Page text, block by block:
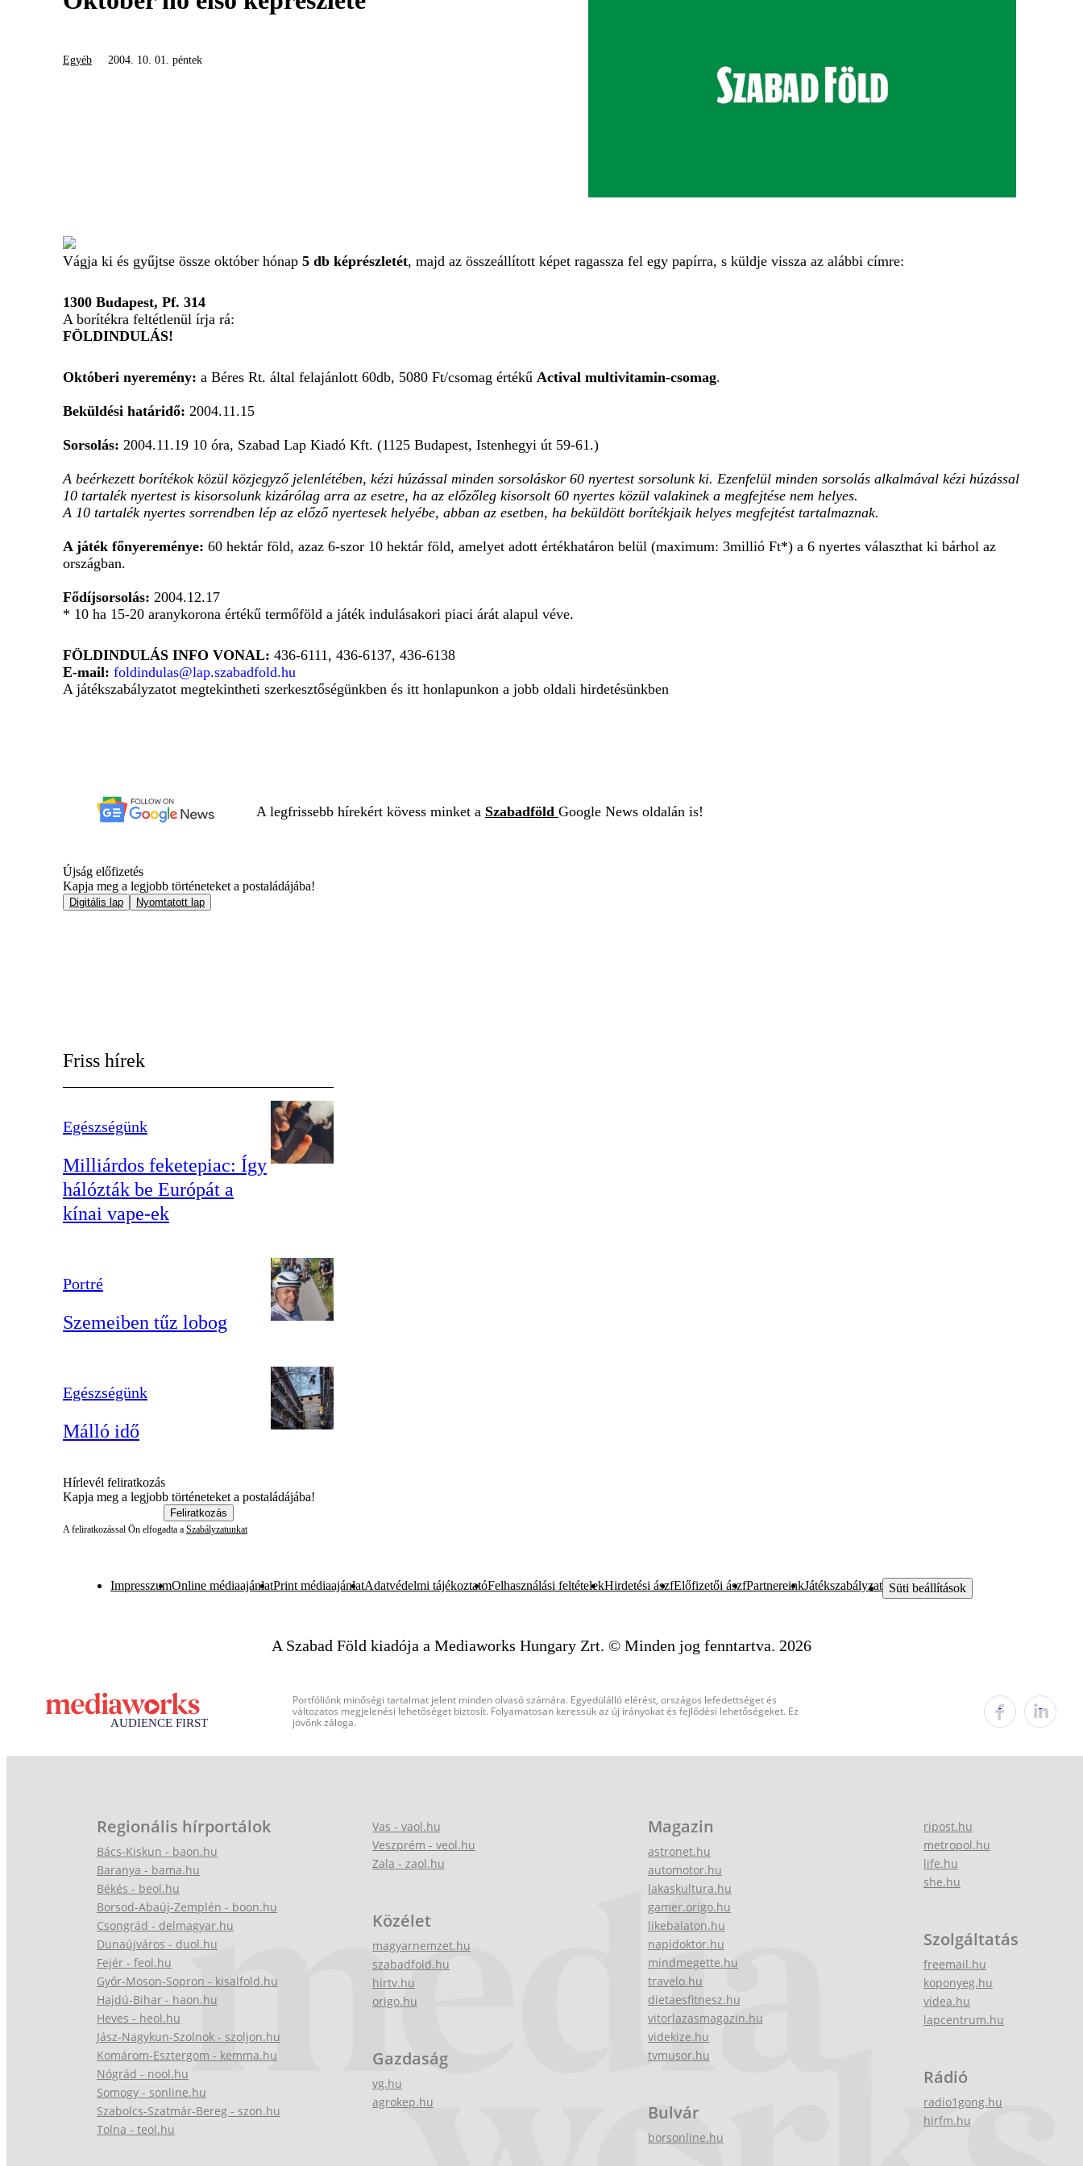
Egyéb 2004. 10. 01. péntek
Vágja ki és gyűjtse össze október hónap 5 db képrészletét, majd az összeállított képet ragassza fel egy papírra, s küldje vissza az alábbi címre:
1300 Budapest, Pf. 314
A borítékra feltétlenül írja rá:
FÖLDINDULÁS!
Októberi nyeremény: a Béres Rt. által felajánlott 60db, 5080 Ft/csomag értékű Actival multivitamin-csomag.
Beküldési határidő: 2004.11.15
Sorsolás: 2004.11.19 10 óra, Szabad Lap Kiadó Kft. (1125 Budapest, Istenhegyi út 59-61.)
A beérkezett borítékok közül közjegyző jelenlétében, kézi húzással minden sorsoláskor 60 nyertest sorsolunk ki. Ezenfelül minden sorsolás alkalmával kézi húzással
10 tartalék nyertest is kisorsolunk kizárólag arra az esetre, ha az előzőleg kisorsolt 60 nyertes közül valakinek a megfejtése nem helyes.
A 10 tartalék nyertes sorrendben lép az előző nyertesek helyébe, abban az esetben, ha beküldött borítékjaik helyes megfejtést tartalmaznak.
A játék főnyereménye: 60 hektár föld, azaz 6-szor 10 hektár föld, amelyet adott értékhatáron belül (maximum: 3millió Ft*) a 6 nyertes választhat ki bárhol az
országban.
Fődíjsorsolás: 2004.12.17
* 10 ha 15-20 aranykorona értékű termőföld a játék indulásakori piaci árát alapul véve.
FÖLDINDULÁS INFO VONAL: 436-6111, 436-6137, 436-6138
E-mail: foldindulas@lap.szabadfold.hu
A játékszabályzatot megtekintheti szerkesztőségünkben és itt honlapunkon a jobb oldali hirdetésünkben
A legfrissebb hírekért kövess minket a Szabadföld Google News oldalán is!
Újság előfizetés
Kapja meg a legjobb történeteket a postaládájába!
Digitális lap Nyomtatott lap
Friss hírek
Egészségünk
Milliárdos feketepiac: Így
hálózták be Európát a
kínai vape-ek
Portré
Szemeiben tűz lobog
Egészségünk
Málló idő
Hírlevél feliratkozás
Kapja meg a legjobb történeteket a postaládájába!
Feliratkozás
A feliratkozással Ön elfogadta a Szabályzatunkat
ImpresszumOnline médiaajánlatPrint médiaajánlatAdatvédelmi tájékoztatóFelhasználási feltételekHirdetési ászfElőfizetői ászfPartnereinkJátékszabályzat Süti beállítások
A Szabad Föld kiadója a Mediaworks Hungary Zrt. © Minden jog fenntartva. 2026
Portfóliónk minőségi tartalmat jelent minden olvasó számára. Egyedülálló elérést, országos lefedettséget és
változatos megjelenési lehetőséget biztosít. Folyamatosan keressük az új irányokat és fejlődési lehetőségeket. Ez
jövőnk záloga.
Regionális hírportálok
Bács-Kiskun - baon.hu
Baranya - bama.hu
Békés - beol.hu
Borsod-Abaúj-Zemplén - boon.hu
Csongrád - delmagyar.hu
Dunaújváros - duol.hu
Fejér - feol.hu
Győr-Moson-Sopron - kisalfold.hu
Hajdú-Bihar - haon.hu
Heves - heol.hu
Jász-Nagykun-Szolnok - szoljon.hu
Komárom-Esztergom - kemma.hu
Nógrád - nool.hu
Somogy - sonline.hu
Szabolcs-Szatmár-Bereg - szon.hu
Tolna - teol.hu
Vas - vaol.hu
Veszprém - veol.hu
Zala - zaol.hu
Közélet
magyarnemzet.hu
szabadfold.hu
hirtv.hu
origo.hu
Gazdaság
vg.hu
agrokep.hu
Magazin
astronet.hu
automotor.hu
lakaskultura.hu
gamer.origo.hu
likebalaton.hu
napidoktor.hu
mindmegette.hu
travelo.hu
dietaesfitnesz.hu
vitorlazasmagazin.hu
videkize.hu
tvmusor.hu
Bulvár
borsonline.hu
ripost.hu
metropol.hu
life.hu
she.hu
Szolgáltatás
freemail.hu
koponyeg.hu
videa.hu
lapcentrum.hu
Rádió
radio1gong.hu
hirfm.hu